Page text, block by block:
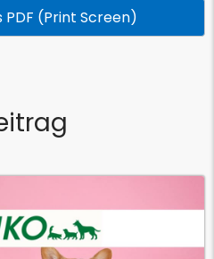
PDF (Print Screen)